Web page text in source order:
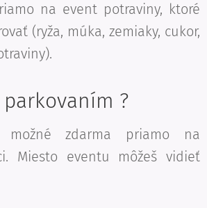
na event potraviny, ktoré
(ryža, múka, zemiaky, cukor,
?
možné zdarma priamo na
Miesto eventu môžeš vidieť